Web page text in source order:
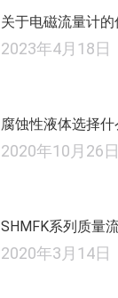
关于电磁流量计的
2023年4月18日
腐蚀性液体选择什
2020年10月26日
SHMFK系列质量
2020年3月14日